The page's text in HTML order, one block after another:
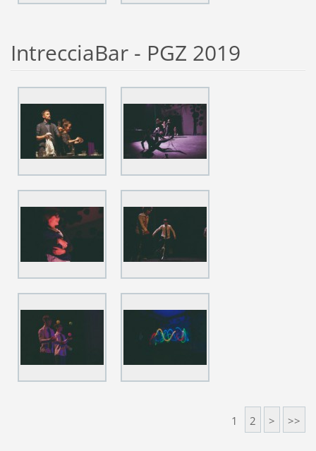
IntrecciaBar - PGZ 2019
1 2 > >>